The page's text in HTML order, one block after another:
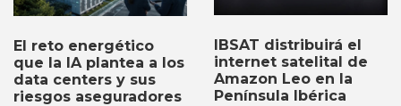
El reto energético
que la IA plantea a los
data centers y sus
riesgos aseguradores
IBSAT distribuirá el
internet satelital de
Amazon Leo en la
Península Ibérica